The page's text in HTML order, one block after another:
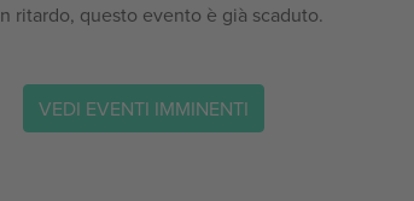
ritardo, questo evento è già scaduto.
VEDI EVENTI IMMINENTI